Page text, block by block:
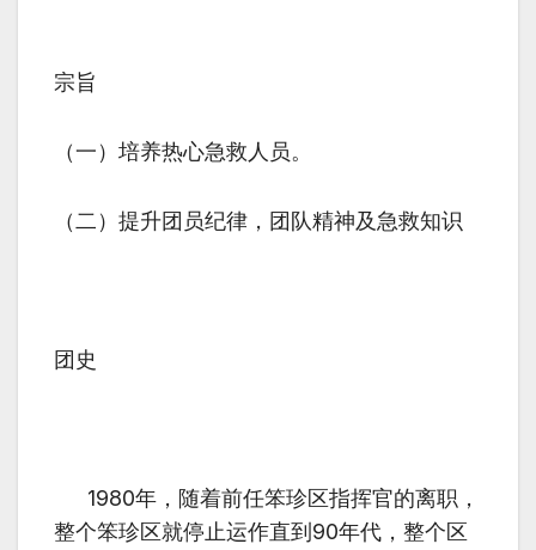
宗旨
（一）培养热心急救人员。
（二）提升团员纪律，团队精神及急救知识
团史
1980年，随着前任笨珍区指挥官的离职，
整个笨珍区就停止运作直到90年代，整个区